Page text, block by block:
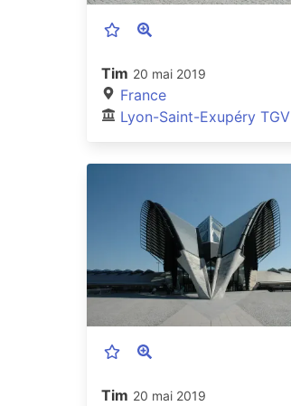
Tim 20 mai 2019
France
Lyon-Saint-Exupéry TGV
Tim 20 mai 2019